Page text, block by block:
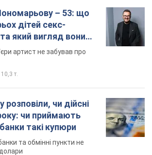
– 53: що
дітей секс-
який вигляд вони
артист не забував про
10,3 т.
чи дійсні
чи приймають
такі купюри
та обмінні пункти не